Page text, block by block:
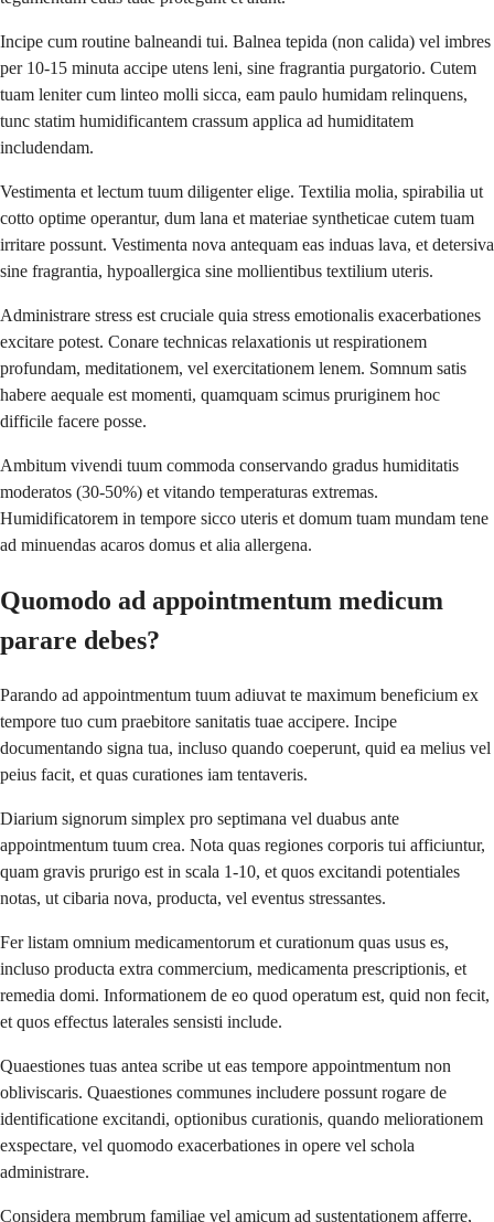
Incipe cum routine balneandi tui. Balnea tepida (non calida) vel imbres
per 10-15 minuta accipe utens leni, sine fragrantia purgatorio. Cutem
tuam leniter cum linteo molli sicca, eam paulo humidam relinquens,
tunc statim humidificantem crassum applica ad humiditatem
includendam.
Vestimenta et lectum tuum diligenter elige. Textilia molia, spirabilia ut
cotto optime operantur, dum lana et materiae syntheticae cutem tuam
irritare possunt. Vestimenta nova antequam eas induas lava, et detersiva
sine fragrantia, hypoallergica sine mollientibus textilium uteris.
Administrare stress est cruciale quia stress emotionalis exacerbationes
excitare potest. Conare technicas relaxationis ut respirationem
profundam, meditationem, vel exercitationem lenem. Somnum satis
habere aequale est momenti, quamquam scimus pruriginem hoc
difficile facere posse.
Ambitum vivendi tuum commoda conservando gradus humiditatis
moderatos (30-50%) et vitando temperaturas extremas.
Humidificatorem in tempore sicco uteris et domum tuam mundam tene
ad minuendas acaros domus et alia allergena.
Quomodo ad appointmentum medicum
parare debes?
Parando ad appointmentum tuum adiuvat te maximum beneficium ex
tempore tuo cum praebitore sanitatis tuae accipere. Incipe
documentando signa tua, incluso quando coeperunt, quid ea melius vel
peius facit, et quas curationes iam tentaveris.
Diarium signorum simplex pro septimana vel duabus ante
appointmentum tuum crea. Nota quas regiones corporis tui afficiuntur,
quam gravis prurigo est in scala 1-10, et quos excitandi potentiales
notas, ut cibaria nova, producta, vel eventus stressantes.
Fer listam omnium medicamentorum et curationum quas usus es,
incluso producta extra commercium, medicamenta prescriptionis, et
remedia domi. Informationem de eo quod operatum est, quid non fecit,
et quos effectus laterales sensisti include.
Quaestiones tuas antea scribe ut eas tempore appointmentum non
obliviscaris. Quaestiones communes includere possunt rogare de
identificatione excitandi, optionibus curationis, quando meliorationem
exspectare, vel quomodo exacerbationes in opere vel schola
administrare.
Considera membrum familiae vel amicum ad sustentationem afferre,